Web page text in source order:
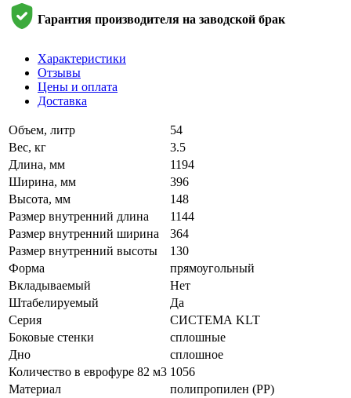
Гарантия производителя на заводской брак
Характеристики
Отзывы
Цены и оплата
Доставка
Объем, литр
54
Вес, кг
3.5
Длина, мм
1194
Ширина, мм
396
Высота, мм
148
Размер внутренний длина
1144
Размер внутренний ширина
364
Размер внутренний высоты
130
Форма
прямоугольный
Вкладываемый
Нет
Штабелируемый
Да
Серия
СИСТЕМА KLT
Боковые стенки
сплошные
Дно
сплошное
Количество в еврофуре 82 м3 1056
Материал
полипропилен (PP)